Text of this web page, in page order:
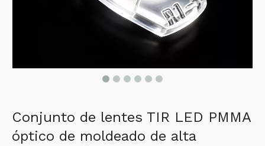
Conjunto de lentes TIR LED PMMA
óptico de moldeado de alta